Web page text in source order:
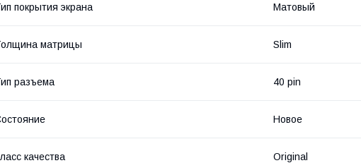
покрытия экрана Матовый
матрицы Slim
разъема 40 pin
Новое
качества Original